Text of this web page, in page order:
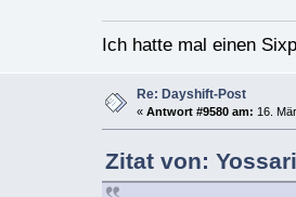
Ich hatte mal einen
Re: Dayshift-Post
« Antwort #9580 am: 16.
Zitat von: